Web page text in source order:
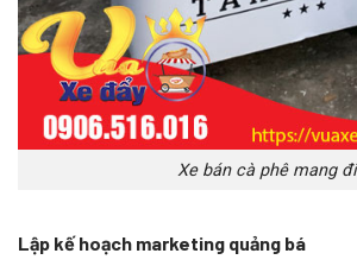
Xe bán cà phê mang đi
Lập kế hoạch marketing quảng bá